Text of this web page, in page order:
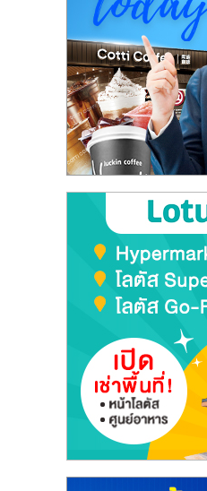
ปรึกษา
การ
ลงทุน
และ
ขยาย
ไชส์,